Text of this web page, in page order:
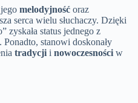
melodyjność oraz
serca wielu słuchaczy. Dzięki
zyskała status jednego z
stanowi doskonały
tradycji i nowoczesności w